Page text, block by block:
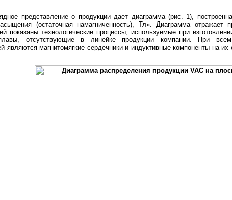
представление о продукции дает диаграмма (рис. 1),
(остаточная намагниченность), Тл». Диаграмма отражает
показаны технологические процессы, используемые при
отсутствующие в линейке продукции компании. При
являются магнитомягкие сердечники и индуктивные компоненты на